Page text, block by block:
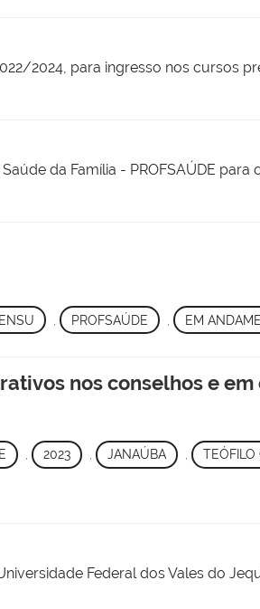
2024, para ingresso nos cursos
da Família - PROFSAÚDE para
PROFSAÚDE EM
nos conselhos e em
, 2023 , JANAÚBA , TEÓFILO
Federal dos Vales do